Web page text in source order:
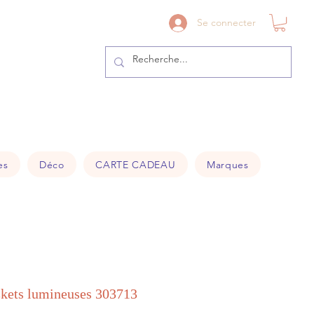
Se connecter
Déco CARTE CADEAU Marques
lumineuses 303713